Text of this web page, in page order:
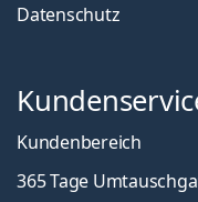
Datenschutz
Kundenbereich
365 Tage